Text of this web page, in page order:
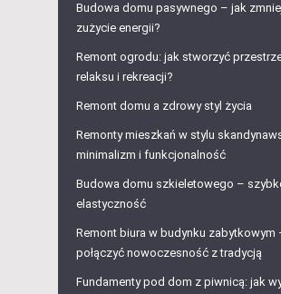
Budowa domu pasywnego – jak
zużycie energii?
Remont ogrodu: jak stworzyć
relaksu i rekreacji?
Remont domu a zdrowy styl życia
Remonty mieszkań w stylu
minimalizm i funkcjonalność
Budowa domu szkieletowego –
elastyczność
Remont biura w budynku zabytkowym
połączyć nowoczesność z tradycją
Fundamenty pod dom z piwnicą: jak